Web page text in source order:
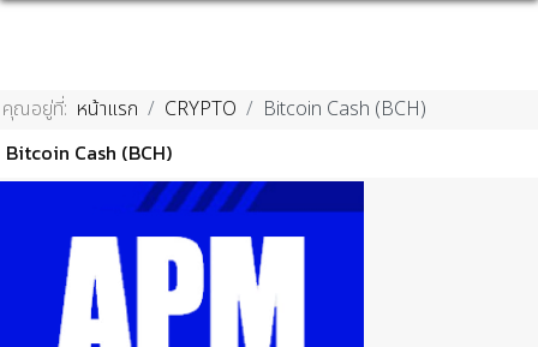
คุณอยู่ที่: หน้าแรก CRYPTO
Bitcoin Cash (BCH)
Bitcoin Cash (BCH)